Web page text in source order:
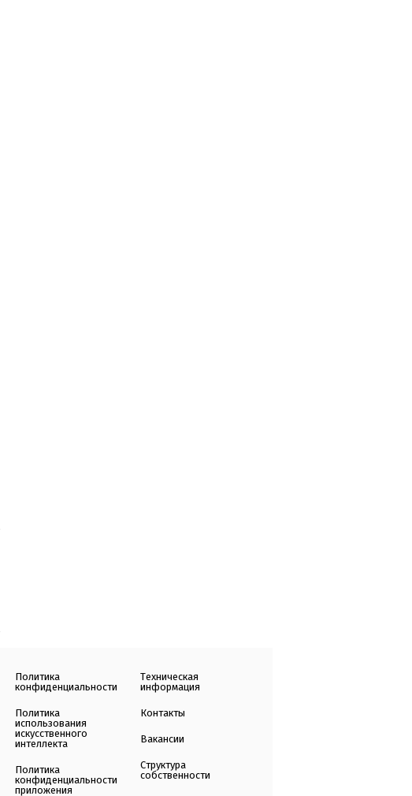
Политика
конфиденциальности
Политика
использования
искусственного
интеллекта
Политика
конфиденциальности
приложения
Техническая
информация
Контакты
Вакансии
Структура
собственности